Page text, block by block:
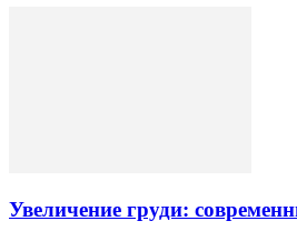
Увеличение груди: